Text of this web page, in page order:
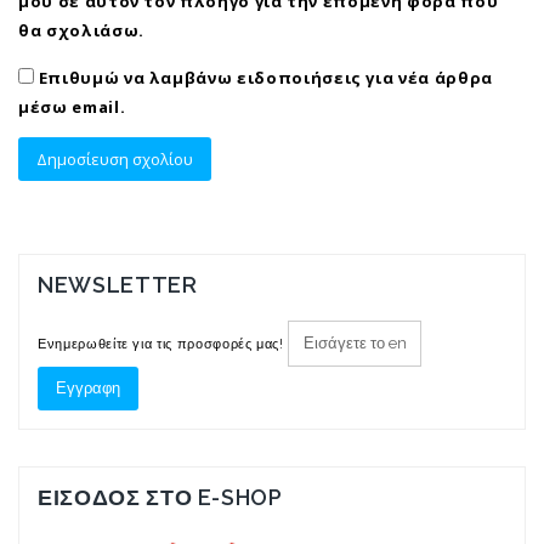
θα σχολιάσω.
Επιθυμώ να λαμβάνω ειδοποιήσεις για νέα άρθρα
μέσω email.
NEWSLETTER
Ενημερωθείτε για τις προσφορές μας!
ΕΙΣΟΔΟΣ ΣΤΟ E-SHOP